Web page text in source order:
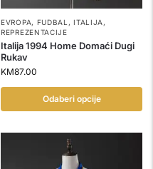
EVROPA, FUDBAL ,ITALIJA ,
REPREZENTACIJE
Italija 1994 Home Domaći Dugi
Rukav
KM87.00
Odaberi opcije